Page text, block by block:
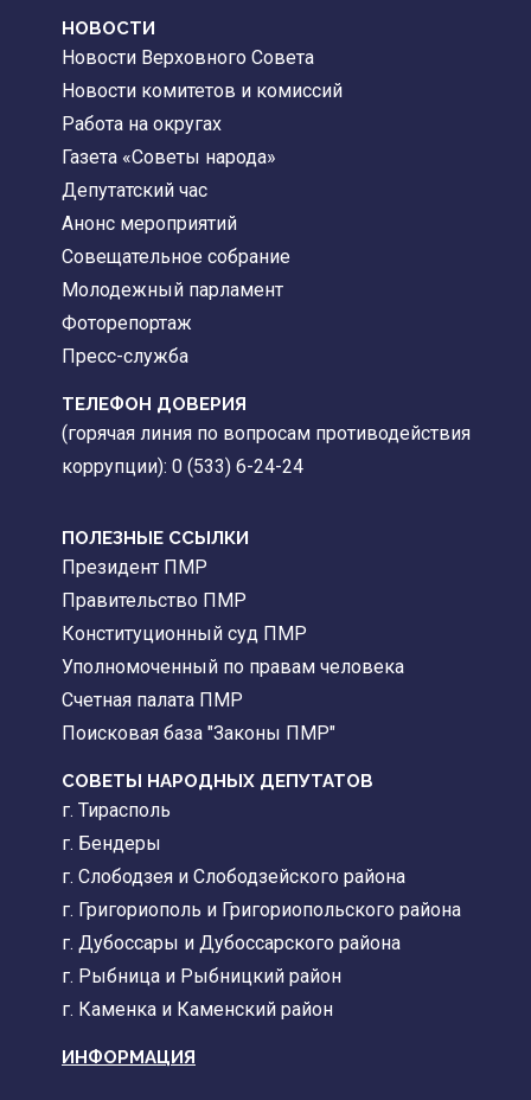
НОВОСТИ
Новости Верховного Совета
Новости комитетов и комиссий
Работа на округах
Газета «Советы народа»
Депутатский час
Анонс мероприятий
Совещательное собрание
Молодежный парламент
Фоторепортаж
Пресс-служба
ТЕЛЕФОН ДОВЕРИЯ
(горячая линия по вопросам противодействия
коррупции): 0 (533) 6-24-24
ПОЛЕЗНЫЕ ССЫЛКИ
Президент ПМР
Правительство ПМР
Конституционный суд ПМР
Уполномоченный по правам человека
Счетная палата ПМР
Поисковая база "Законы ПМР"
СОВЕТЫ НАРОДНЫХ ДЕПУТАТОВ
г. Тирасполь
г. Бендеры
г. Слободзея и Слободзейского района
г. Григориополь и Григориопольского района
г. Дубоссары и Дубоссарского района
г. Рыбница и Рыбницкий район
г. Каменка и Каменский район
ИНФОРМАЦИЯ